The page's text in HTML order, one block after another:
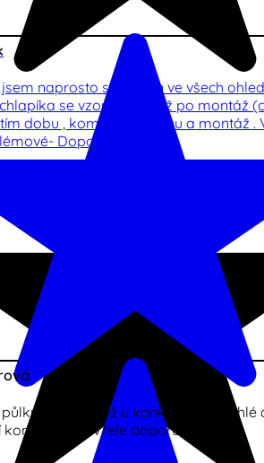
naprosto spokojen ve všech
se vzorníkem , až po montáž
dobu , komunikaci ,cenu a montáž .
Doporučuji.
levnější než u konkurence, rychlé
Vřele doporučuji.